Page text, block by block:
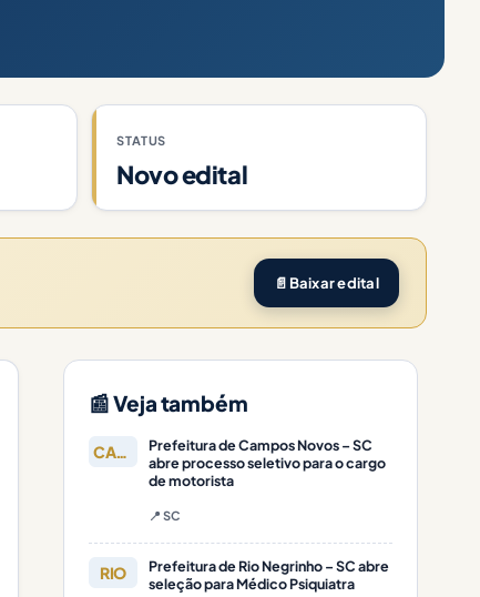
STATUS
Novo edital
📄 Baixar edital
📰 Veja também
CAMPOS
Prefeitura de Campos Novos – SC
abre processo seletivo para o cargo
de motorista
📍 SC
RIO
Prefeitura de Rio Negrinho – SC abre
seleção para Médico Psiquiatra